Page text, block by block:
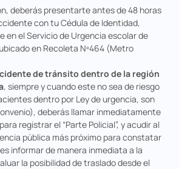
deberás presentarte antes de 48 horas
con tu Cédula de Identidad,
en el Servicio de Urgencia escolar de
en Recoleta Nº464 (Metro
de tránsito dentro de la región
, siempre y cuando este no sea de riesgo
dentro por Ley de urgencia, son
deberás llamar inmediatamente
registrar el “Parte Policial”, y acudir al
pública más próximo para constatar
informar de manera inmediata a la
la posibilidad de traslado desde el